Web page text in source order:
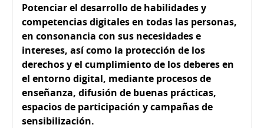
Potenciar el desarrollo de habilidades y
competencias digitales en todas las personas,
en consonancia con sus necesidades e
intereses, así como la protección de los
derechos y el cumplimiento de los deberes en
el entorno digital, mediante procesos de
enseñanza, difusión de buenas prácticas,
espacios de participación y campañas de
sensibilización.